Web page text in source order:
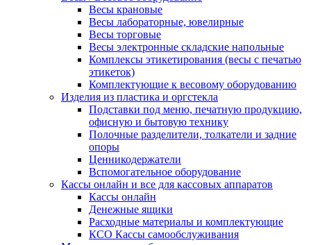
Весы крановые
Весы лабораторные, ювелирные
Весы торговые
Весы электронные складские напольные
Комплексы этикетирования (весы с печатью
этикеток)
Комплектующие к весовому оборудованию
Изделия из пластика и оргстекла
Подставки под меню, печатную продукцию,
офисную и бытовую технику
Полочные разделители, толкатели и задние
опоры
Ценникодержатели
Вспомогательное оборудование
Кассы онлайн и все для кассовых аппаратов
Кассы онлайн
Денежные ящики
Расходные материалы и комплектующие
КСО Кассы самообслуживания